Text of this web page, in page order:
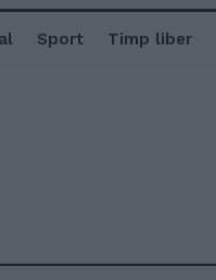
Sport Timp liber